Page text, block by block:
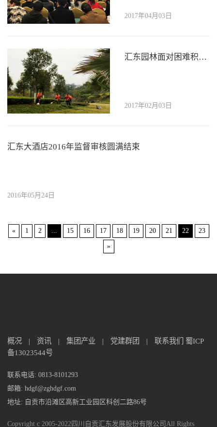
2017年04月03日
汇东园林面对困难积极开拓市场
2017年02月03日
汇东大酒店2016年监督审核圆满结束
2016年05月24日
« 1 2 ... 15 16 17 18 19 20 21 22 23
»
概况 | 资讯 | 集团产业 | 党建群团 | 联系我们
蜀ICP
备13023544号
联系电话: 0813-8101293
邮箱: hdgf@zghdgf.com
地址: 自贡市沿滩区高新工业园区科创二路86号
Copyright c 2005-2022四川自贡汇东发展股份有限公司All Rights